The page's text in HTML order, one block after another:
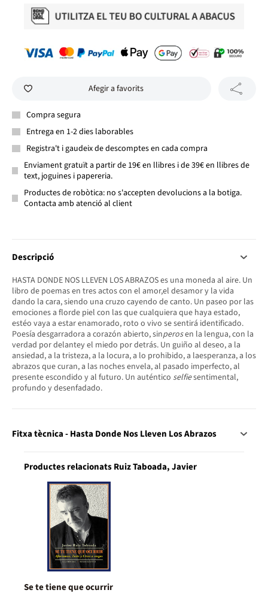
Afegir a favorits
Compra segura
Entrega en 1-2 dies laborables
Registra't i gaudeix de descomptes en cada compra
Enviament gratuït a partir de 19€ en llibres i de 39€ en llibres de
text, joguines i papereria.
Productes de robòtica: no s'accepten devolucions a la botiga.
Contacta amb atenció al client
Descripció
HASTA DONDE NOS LLEVEN LOS ABRAZOS es una moneda al aire. Un
libro de poemas en tres actos con el amor,el desamor y la vida
dando la cara, siendo una cruzo cayendo de canto. Un paseo por las
emociones a florde piel con las que cualquiera que haya estado,
estéo vaya a estar enamorado, roto o vivo se sentirá identificado.
Poesía desgarradora a corazón abierto, sinperosen la lengua, con la
verdad por delantey el miedo por detrás. Un guiño al deseo, a la
ansiedad, a la tristeza, a la locura, a lo prohibido, a laesperanza, a los
abrazos que curan, a las noches envela, al pasado imperfecto, al
presente escondido y al futuro. Un auténtico selfiesentimental,
profundo y desenfadado.
Fitxa tècnica - Hasta Donde Nos Lleven Los Abrazos
Productes relacionats Ruiz Taboada, Javier
Se te tiene que ocurrir